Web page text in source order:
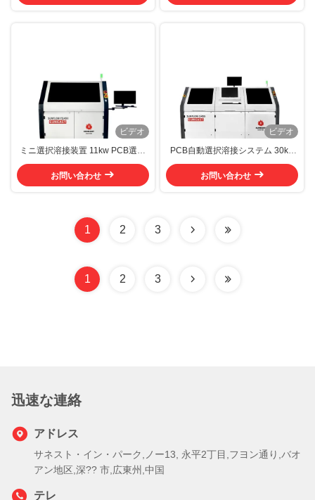
ビデオ
ミニ選択溶接装置 11kw PCB選択
溶接システム
お問い合わせ
ビデオ
PCB自動選択溶接システム 30kw
選択溶接機 シングル
お問い合わせ
1 2 3
1 2 3
迅速な連絡
アドレス
サネスト・イン・パーク,ノー13, 永平2丁目,フヨン通り,バオ
アン地区,深?? 市,広東州,中国
テレ